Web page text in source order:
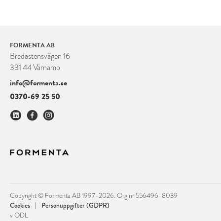
FORMENTA AB
Bredastensvägen 16
331 44 Värnamo
info@formenta.se
0370-69 25 50
Copyright © Formenta AB 1997–2026. Org nr 556496-8039
Cookies | Personuppgifter (GDPR)
v ODL